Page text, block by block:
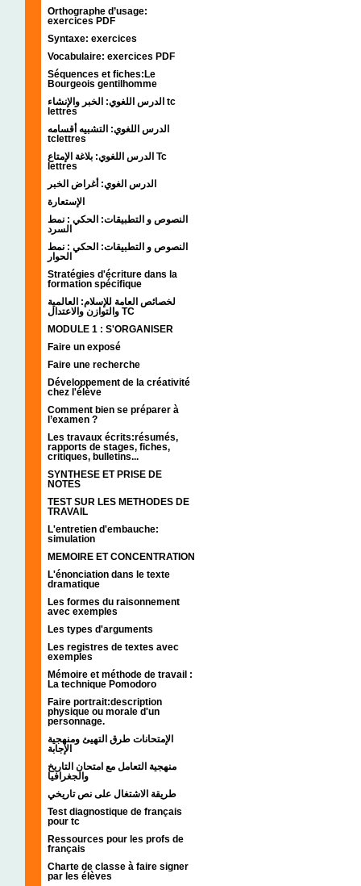
Orthographe d’usage:
exercices PDF
Syntaxe: exercices
Vocabulaire: exercices PDF
Séquences et fiches:Le
Bourgeois gentilhomme
الدرس اللغوي: الخبر والإنشاء tc
lettres
الدرس اللغوي: التشبيه أقسامه
tclettres
الدرس اللغوي: بلاغة الإمتاع Tc
lettres
الدرس الغوي: أغراض الخبر
الإستعارة
النصوص و التطبيقات: الحكي : نمط
السرد
النصوص و التطبيقات: الحكي : نمط
الحوار
Stratégies d'écriture dans la
formation spécifique
لخصائص العامة للإسلام: العالمية
والتوازن والاعتدال TC
MODULE 1 : S'ORGANISER
Faire un exposé
Faire une recherche
Développement de la créativité
chez l'élève
Comment bien se préparer à
l’examen ?
Les travaux écrits:résumés,
rapports de stages, fiches,
critiques, bulletins...
SYNTHESE ET PRISE DE
NOTES
TEST SUR LES METHODES DE
TRAVAIL
L'entretien d'embauche:
simulation
MEMOIRE ET CONCENTRATION
L'énonciation dans le texte
dramatique
Les formes du raisonnement
avec exemples
Les types d'arguments
Les registres de textes avec
exemples
Mémoire et méthode de travail :
La technique Pomodoro
Faire portrait:description
physique ou morale d'un
personnage.
الإمتحانات طرق التهيئ ومنهجية
الإجابة
منهجية التعامل مع امتحان التاريخ
والجغرافيا
طريقة الاشتغال على نص تاريخي
Test diagnostique de français
pour tc
Ressources pour les profs de
français
Charte de classe à faire signer
par les élèves